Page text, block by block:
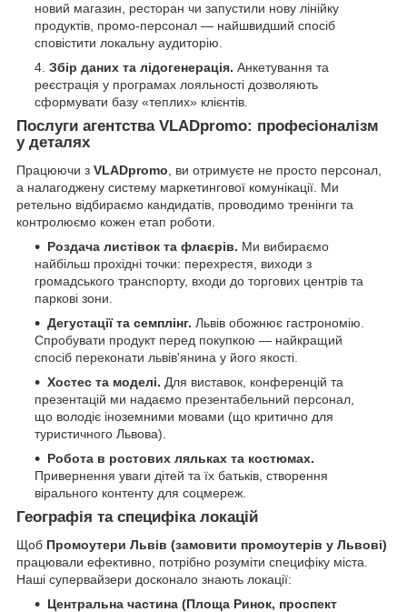
новий магазин, ресторан чи запустили нову лінійку
продуктів, промо-персонал — найшвидший спосіб
сповістити локальну аудиторію.
Збір даних та лідогенерація. Анкетування та
реєстрація у програмах лояльності дозволяють
сформувати базу «теплих» клієнтів.
Послуги агентства VLADpromo: професіоналізм
у деталях
Працюючи з VLADpromo , ви отримуєте не просто персонал,
а налагоджену систему маркетингової комунікації. Ми
ретельно відбираємо кандидатів, проводимо тренінги та
контролюємо кожен етап роботи.
Роздача листівок та флаєрів. Ми вибираємо
найбільш прохідні точки: перехрестя, виходи з
громадського транспорту, входи до торгових центрів та
паркові зони.
Дегустації та семплінг. Львів обожнює гастрономію.
Спробувати продукт перед покупкою — найкращий
спосіб переконати львів'янина у його якості.
Хостес та моделі. Для виставок, конференцій та
презентацій ми надаємо презентабельний персонал,
що володіє іноземними мовами (що критично для
туристичного Львова).
Робота в ростових ляльках та костюмах.
Привернення уваги дітей та їх батьків, створення
вірального контенту для соцмереж.
Географія та специфіка локацій
Щоб Промоутери Львів (замовити промоутерів у Львові)
працювали ефективно, потрібно розуміти специфіку міста.
Наші супервайзери досконало знають локації:
Центральна частина (Площа Ринок, проспект